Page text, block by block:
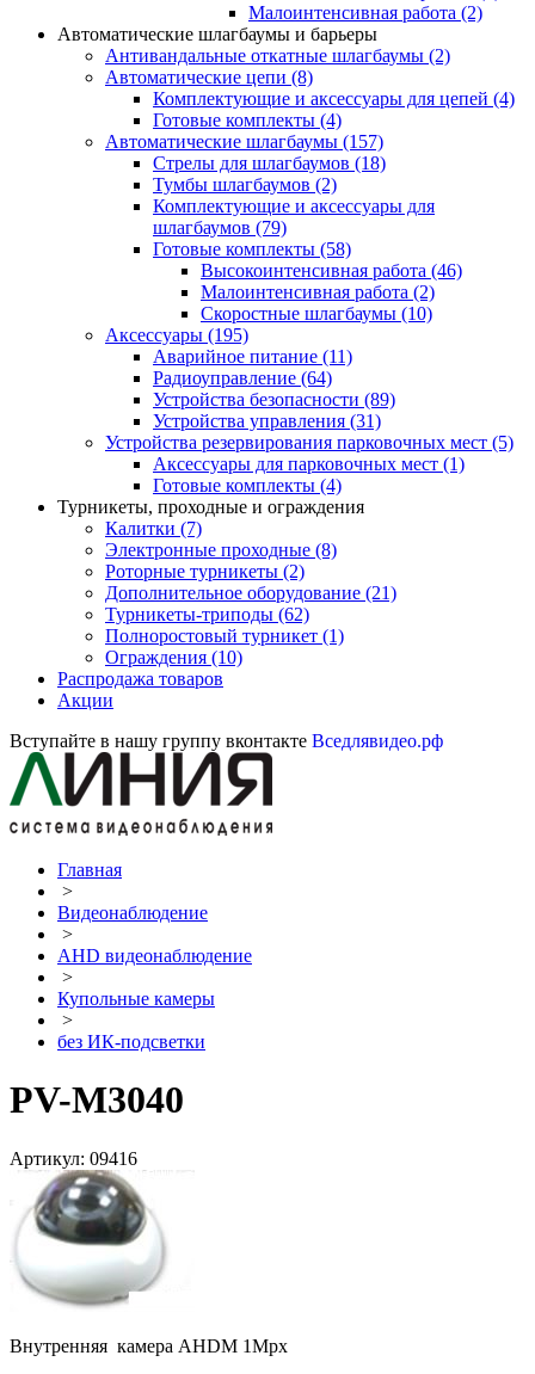
Малоинтенсивная работа (2)
Автоматические шлагбаумы и барьеры
Антивандальные откатные шлагбаумы (2)
Автоматические цепи (8)
Комплектующие и аксессуары для цепей (4)
Готовые комплекты (4)
Автоматические шлагбаумы (157)
Стрелы для шлагбаумов (18)
Тумбы шлагбаумов (2)
Комплектующие и аксессуары для
шлагбаумов (79)
Готовые комплекты (58)
Высокоинтенсивная работа (46)
Малоинтенсивная работа (2)
Скоростные шлагбаумы (10)
Аксессуары (195)
Аварийное питание (11)
Радиоуправление (64)
Устройства безопасности (89)
Устройства управления (31)
Устройства резервирования парковочных мест (5)
Аксессуары для парковочных мест (1)
Готовые комплекты (4)
Турникеты, проходные и ограждения
Калитки (7)
Электронные проходные (8)
Роторные турникеты (2)
Дополнительное оборудование (21)
Турникеты-триподы (62)
Полноростовый турникет (1)
Ограждения (10)
Распродажа товаров
Акции
Вступайте в нашу группу вконтакте Вседлявидео.рф
Главная
>
Видеонаблюдение
>
AHD видеонаблюдение
>
Купольные камеры
>
без ИК-подсветки
PV-M3040
Артикул: 09416
Внутренняя камера AHDM 1Mpx